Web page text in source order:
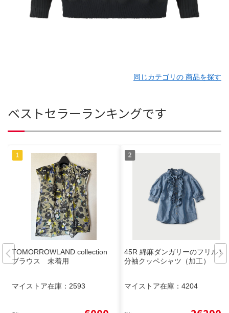
同じカテゴリの 商品を探す
ベストセラーランキングです
TOMORROWLAND collection
ブラウス 未着用
マイストア在庫： 2593
45R 綿麻ダンガリーのフリル５
分袖クッペシャツ（加工）
マイストア在庫： 4204